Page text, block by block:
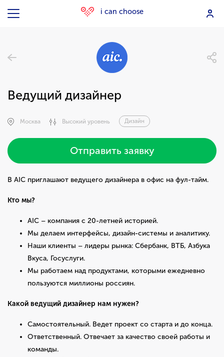
i can choose
Ведущий дизайнер
Москва Высокий уровень Дизайн
Отправить заявку
В AIC приглашают ведущего дизайнера в офис на фул-тайм.
Кто мы?
AIC – компания с 20-летней историей.
Мы делаем интерфейсы, дизайн-системы и аналитику.
Наши клиенты – лидеры рынка: Сбербанк, ВТБ, Азбука
Вкуса, Госуслуги.
Мы работаем над продуктами, которыми ежедневно
пользуются миллионы россиян.
Какой ведущий дизайнер нам нужен?
Самостоятельный. Ведет проект со старта и до конца.
Ответственный. Отвечает за качество своей работы и
команды.